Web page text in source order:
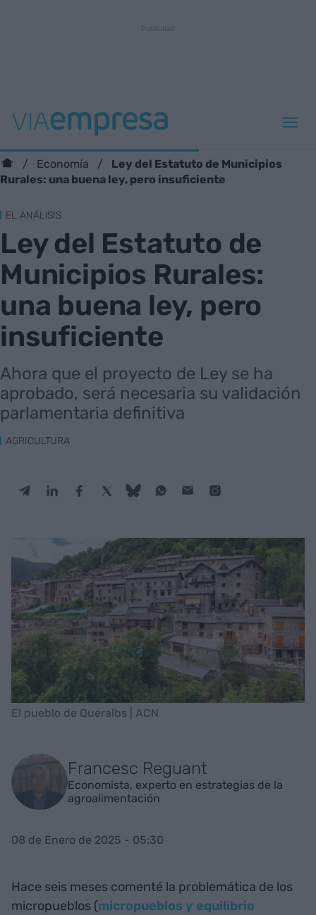
Economía
Ley del Estatuto de Municipios
Rurales: una buena ley, pero insuficiente
EL ANÁLISIS
Ley del Estatuto de
Municipios Rurales:
una buena ley, pero
insuficiente
Ahora que el proyecto de Ley se ha
aprobado, será necesaria su validación
parlamentaria definitiva
AGRICULTURA
El pueblo de Queralbs | ACN
Francesc Reguant
Economista, experto en estrategias de la
agroalimentación
08 de Enero de 2025 - 05:30
Hace seis meses comenté la problemática de los
micropueblos (micropueblos y equilibrio